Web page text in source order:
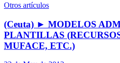
Otros artículos
(Ceuta) ► MODELOS
PLANTILLAS
MUFACE, ETC.)